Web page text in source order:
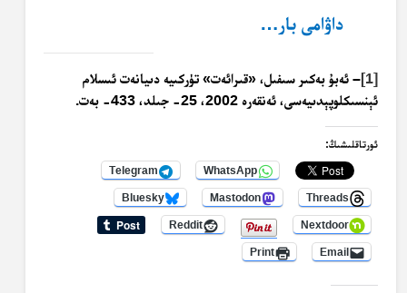
داۋامى بار…
[1]– ئەبۇ بەكىر سىفىل، «قىرائەت» تۈركىيە دىيانەت ئىسلام
ئېنسىكلوپېدىيەسى، ئەنقەرە 2002، 25- جىلد، 433- بەت.
ئورتاقلىشىڭ:
WhatsApp
Telegram
Threads
Mastodon
Bluesky
Nextdoor
Reddit
Email
Print